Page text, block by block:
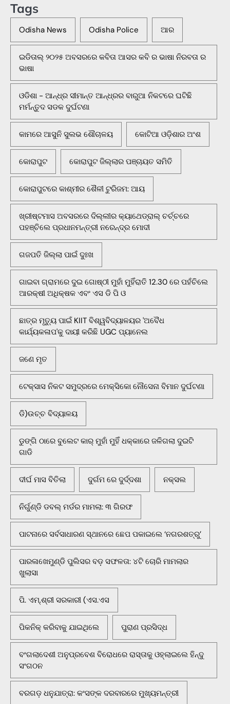
Tags
Odisha News Odisha Police ଆର
ଇଡିତାଲ୍ ୨୦୨୫ ଅବସରରେ କବିତା ଆସର କବି ର ଭାଷା ନିରବତା ର
ଭାଷା
ଓଡିଶା - ଆନ୍ଧ୍ର ସୀମାନ୍ତ ଆନ୍ଧ୍ରର ବାରୁଆ ନିକଟରେ ଘଟିଛି
ମର୍ମନ୍ତୁଦ ସଡକ ଦୁର୍ଘଟଣା
କାମରେ ଆସୁନି ସୁଲଭ ଶୌଚାଳୟ କୋଟିଆ ଓଡ଼ିଶାର ଅଂଶ
କୋରାପୁଟ କୋରାପୁଟ ଜିଲ୍ଲାର ପଞ୍ଚାୟତ ସମିତି
କୋରାପୁଟରେ କାଶ୍ମୀର ଶୈଳୀ ଟୁରିଜମ: ଆୟ
ଖ୍ରୀଷ୍ଟମାସ ଅବସରରେ ଦିଲ୍ଲୀର କ୍ୟାଥେଡ୍ରାଲ୍ ଚର୍ଚ୍ଚରେ
ପହଞ୍ଚିଲେ ପ୍ରଧାନମନ୍ତ୍ରୀ ନରେନ୍ଦ୍ର ମୋଦୀ
ଗଜପତି ଜିଲ୍ଲା ପାଇଁ ଦୁଃଖ
ଗାଇବା ଗ୍ରାମରେ ଦୁଇ ଗୋଷ୍ଠୀ ମୁହାଁ ମୁହିଁରାତି 12.30 ରେ ପହଁଚିଲେ
ଆରକ୍ଷୀ ଅଧିକ୍ଷକ ଏବଂ ଏସ ଡି ପି ଓ
ଛାତ୍ର ମୃତ୍ୟୁ ପାଇଁ KIIT ବିଶ୍ୱବିଦ୍ୟାଳୟର 'ଅବୈଧ
କାର୍ଯ୍ୟକଳାପ'କୁ ଦାୟୀ କରିଛି UGC ପ୍ୟାନେଲ
ଜଣେ ମୃତ
ଟେକ୍ସାସ ନିକଟ ସମୁଦ୍ରରେ ମେକ୍ସିକୋ ନୌସେନା ବିମାନ ଦୁର୍ଘଟଣା
ଡି)ଉଚ୍ଚ ବିଦ୍ୟାଳୟ
ଡୁଙ୍ଗି ଠାରେ ବୁଲେଟ କାର୍ ମୁହାଁ ମୁହିଁ ଧକ୍କାରେ ଜଳିଗଲା ଦୁଇଟି
ଗାଡି
ଦୀର୍ଘ ମାସ ବିତିଲା ଦୁର୍ଗମ ରେ ଦୁର୍ଦ୍ଦଶା ନକ୍ସଲ
ନିର୍ଗୁଣ୍ଡି ଡବଲ୍ ମର୍ଡର ମାମଲା: ୩ ଗିରଫ
ପାଟନାରେ ସର୍ବସାଧାରଣ ସ୍ଥାନରେ ଛେପ ପକାଇଲେ ‘ନଗରଶତ୍ରୁ’
ପାରଳାଖେମୁଣ୍ଡି ପୁଲିସର ବଡ଼ ସଫଳତା: ୪ଟି ଚୋରି ମାମଲାର
ଖୁଲାସା
ପି. ଏମ୍.ଶ୍ରୀ ସରକାରୀ (ଏସ.ଏସ
ପିକନିକ୍‌ କରିବାକୁ ଯାଇଥିଲେ ପୁରାଣ ପ୍ରସିଦ୍ଧ
ବଂଗଲାଦେଶୀ ଅନୁପ୍ରବେଶ ବିରୋଧରେ ରାସ୍ତାକୁ ଓହ୍ଲାଇଲେ ହିନ୍ଦୁ
ସଂଗଠନ
ବରଗଡ଼ ଧନୁଯାତ୍ରା: କଂସଙ୍କ ଦରବାରରେ ମୁଖ୍ୟମନ୍ତ୍ରୀ